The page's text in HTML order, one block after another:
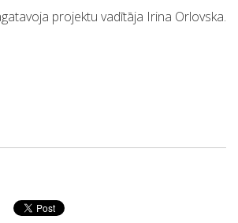
projektu vadītāja Irina Orlovska.